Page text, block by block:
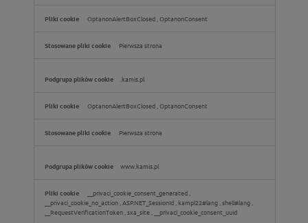
cookie
OptanonAlertBoxClosed,OptanonConsent
Pierwsza strona
.kamis.pl
OptanonAlertBoxClosed,OptanonConsent
Pierwsza strona
www.kamis.pl
__privaci_cookie_consent_generated,
__privaci_cookie_no_action,ASP.NET_SessionId, kampl22#lang,shell#lang,
__RequestVerificationToken,sxa_site, __privaci_cookie_consent_uuid